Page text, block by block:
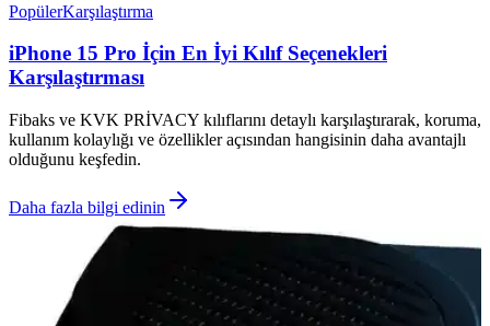
PopülerKarşılaştırma
iPhone 15 Pro İçin En İyi Kılıf Seçenekleri
Karşılaştırması
Fibaks ve KVK PRİVACY kılıflarını detaylı karşılaştırarak, koruma,
kullanım kolaylığı ve özellikler açısından hangisinin daha avantajlı
olduğunu keşfedin.
Daha fazla bilgi edinin